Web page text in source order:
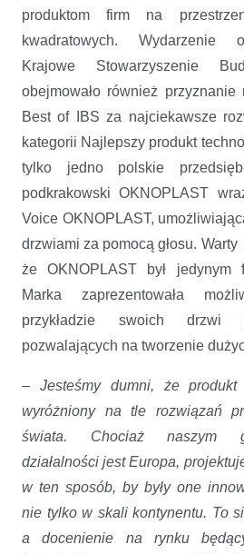
produktom firm na
kwadratowych. Wydarzenie
Krajowe Stowarzyszenie
obejmowało również
Best of IBS za najciekawsze
kategorii Najlepszy produkt
tylko jedno polskie
podkrakowski OKNOPLAST
Voice OKNOPLAST,
drzwiami za pomocą głosu.
że OKNOPLAST był jedynym
Marka zaprezentowała
przykładzie swoich drzwi
pozwalających na tworzenie
– Jesteśmy dumni, że produkt
wyróżniony na tle rozwiązań
świata. Chociaż naszym
działalności jest Europa,
w ten sposób, by były one
nie tylko w skali kontynentu. To
a docenienie na rynku